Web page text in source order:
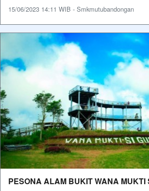
15/06/2023 14:11 WIB - Smkmutubandongan
PESONA ALAM BUKIT WANA MUKTI